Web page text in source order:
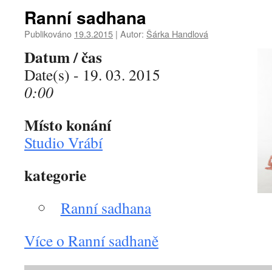
Ranní sadhana
Publikováno 19.3.2015 | Autor: Šárka Handlová
Datum / čas
Date(s) - 19. 03. 2015
0:00
Místo konání
Studio Vrábí
kategorie
Ranní sadhana
Více o Ranní sadhaně